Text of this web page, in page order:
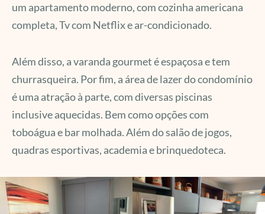
um apartamento moderno, com cozinha americana
completa, Tv com Netflix e ar-condicionado.
Além disso, a varanda gourmet é espaçosa e tem
churrasqueira. Por fim, a área de lazer do condomínio
é uma atração à parte, com diversas piscinas
inclusive aquecidas. Bem como opções com
toboágua e bar molhada. Além do salão de jogos,
quadras esportivas, academia e brinquedoteca.